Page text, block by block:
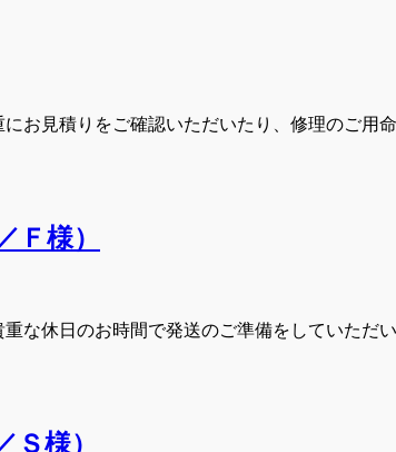
見積りをご確認いただいたり、修理のご用
様）
休日のお時間で発送のご準備をしていただ
様）